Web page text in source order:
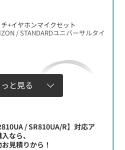
+イヤホンマイクセット
/ STANDARDユニバーサルタイ
と見る
/ SR810UA/R】対応ア
なら、
見積りから！